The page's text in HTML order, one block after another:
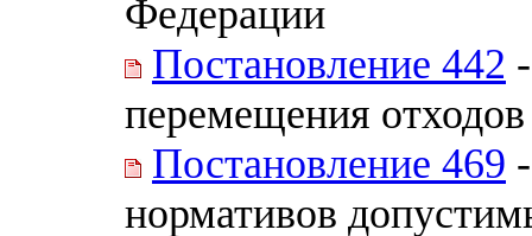
Федерации
Постановление 442
перемещения отходов
Постановление 469
нормативов